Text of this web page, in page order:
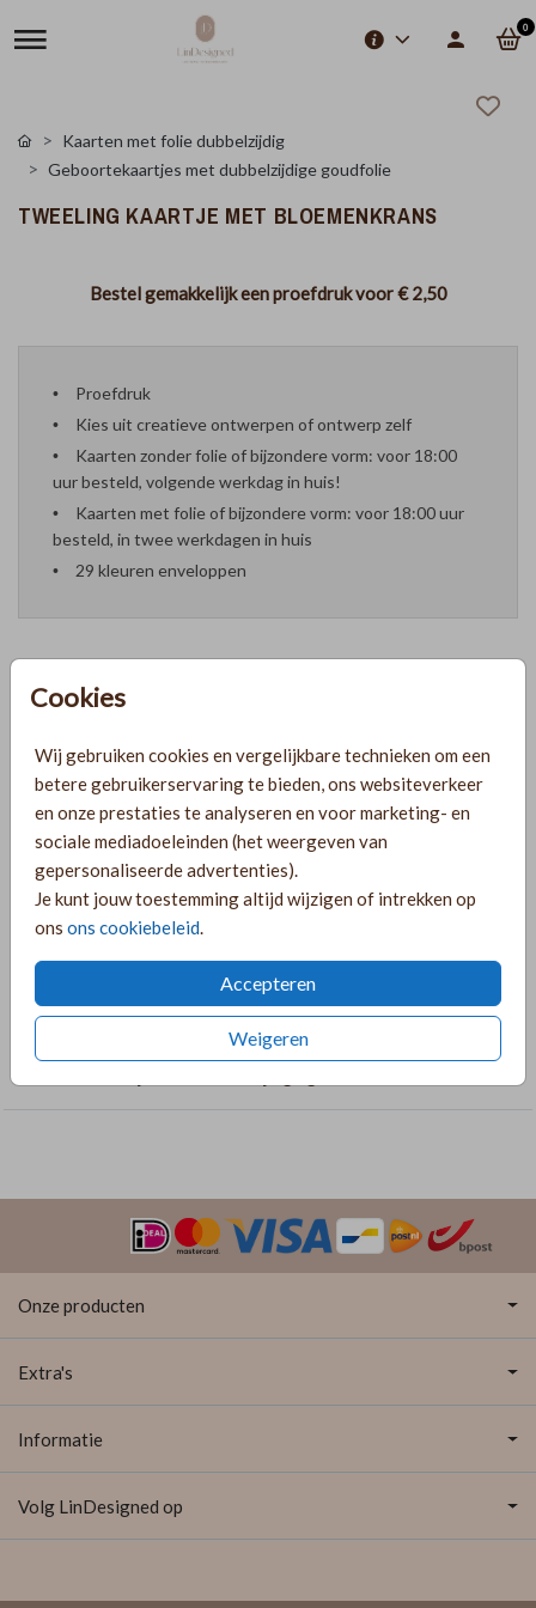
0
Cookies
Wij gebruiken cookies en vergelijkbare technieken om een
betere gebruikerservaring te bieden, ons websiteverkeer
en onze prestaties te analyseren en voor marketing- en
sociale mediadoeleinden (het weergeven van
gepersonaliseerde advertenties).
Je kunt jouw toestemming altijd wijzigen of intrekken op
ons ons cookiebeleid.
Accepteren
Weigeren
Kaarten met folie dubbelzijdig
Geboortekaartjes met dubbelzijdige goudfolie
TWEELING KAARTJE MET BLOEMENKRANS
Bestel gemakkelijk een proefdruk voor€ 2,50
Proefdruk
Kies uit creatieve ontwerpen of ontwerp zelf
Kaarten zonder folie of bijzondere vorm: voor 18:00
uur besteld, volgende werkdag in huis!
Kaarten met folie of bijzondere vorm: voor 18:00 uur
besteld, in twee werkdagen in huis
29 kleuren enveloppen
Formaten en prijzen
PRODUCTINFORMATIE
OMSCHRIJVING
Mooie vierkante vrolijke geboortekaart met bloemen in een
rosegouden foliedruk. Mooi voor een meisjes tweeling.
Onze producten
Extra's
Informatie
Volg LinDesigned op